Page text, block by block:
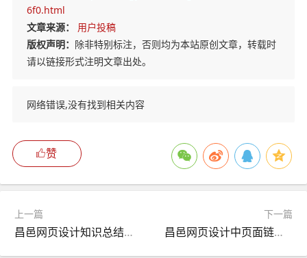
6f0.html
文章来源：
用户投稿
版权声明： 除非特别标注，否则均为本站原创文章，转载时
请以链接形式注明文章出处。
网络错误,没有找到相关内容
赞
上一篇
昌邑网页设计知识总结模板（网页设计的知识）
下一篇
昌邑网页设计中页面链接（网页设置链接）